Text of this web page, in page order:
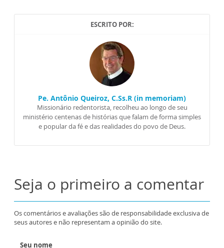
ESCRITO POR:
Pe. Antônio Queiroz, C.Ss.R (in memoriam)
Missionário redentorista, recolheu ao longo de seu
ministério centenas de histórias que falam de forma simples
e popular da fé e das realidades do povo de Deus.
Seja o primeiro a comentar
Os comentários e avaliações são de responsabilidade exclusiva de
seus autores e não representam a opinião do site.
Seu nome